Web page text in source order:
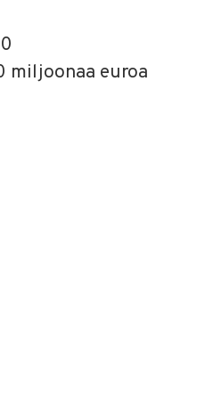
miljoonaa euroa